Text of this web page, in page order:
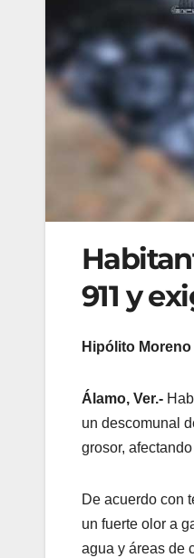
911 y
Hipólito Moreno
Álamo, Ver.-
un descomunal
grosor,
De acuerdo con
un fuerte olor a
agua y áreas de